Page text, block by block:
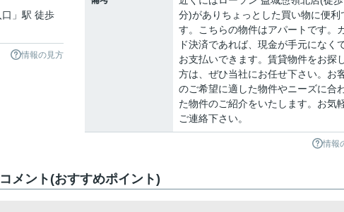
」駅 徒歩
情報の見方
分)がありちょっとした買い物に便利
す。こちらの物件はアパートです。
ド決済であれば、現金が手元になく
お支払いできます。賃貸物件をお探
方は、ぜひ当社にお任せ下さい。お
のご希望に適した物件やニーズに合
た物件のご紹介をいたします。お気
ご連絡下さい。
情報
メント(おすすめポイント)